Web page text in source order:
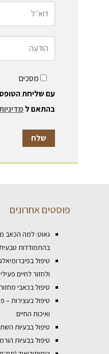
מסכים
עם שליחת
בהתאם ל
פוסטים אחרונים
גאוט: למה הכאב
בהתמודדות
טיפול
ולחזור לחיים
טיפול בכאבי
טיפול בעצירות –
ואיכות החיים
טיפול בבעיות
טיפול בבעיות